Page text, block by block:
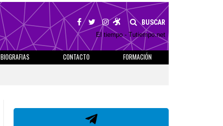
BUSCAR
El tiempo - Tutiempo.net
BIOGRAFIAS CONTACTO
FORMACIÓN